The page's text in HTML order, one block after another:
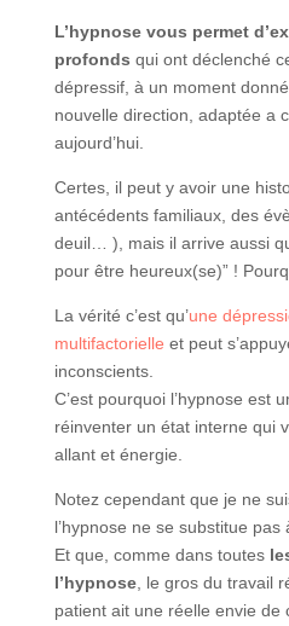
L’hypnose vous permet
profonds qui ont déclenché
dépressif, à un moment
nouvelle direction, adaptée a
aujourd’hui.
Certes, il peut y avoir une
antécédents familiaux, des
deuil… ), mais il arrive aussi
pour être heureux(se)” !
La vérité c’est qu’une
multifactorielle et peut
inconscients.
C’est pourquoi l’hypnose est
réinventer un état interne qui
allant et énergie.
Notez cependant que je ne
l’hypnose ne se substitue pas
Et que, comme dans toutes
l’hypnose, le gros du travail
patient ait une réelle envie de